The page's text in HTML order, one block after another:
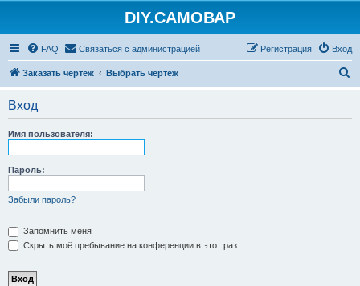
DIY.САМОВАР
FAQ Связаться с администрацией Вход
Регистрация
Заказать чертеж Выбрать чертёж
Вход
Имя пользователя:
Пароль:
Забыли пароль?
Запомнить меня
Скрыть моё пребывание на конференции в этот раз